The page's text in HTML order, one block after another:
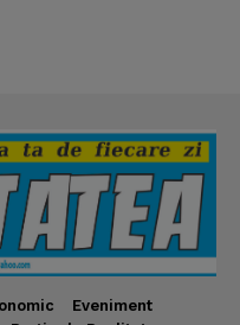
Eveniment